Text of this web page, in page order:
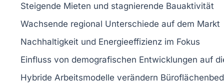
Steigende Mieten und stagnierende Bauaktivität
Wachsende regional Unterschiede auf dem Markt
Nachhaltigkeit und Energieeffizienz im Fokus
Einfluss von demografischen Entwicklungen auf
Hybride Arbeitsmodelle verändern